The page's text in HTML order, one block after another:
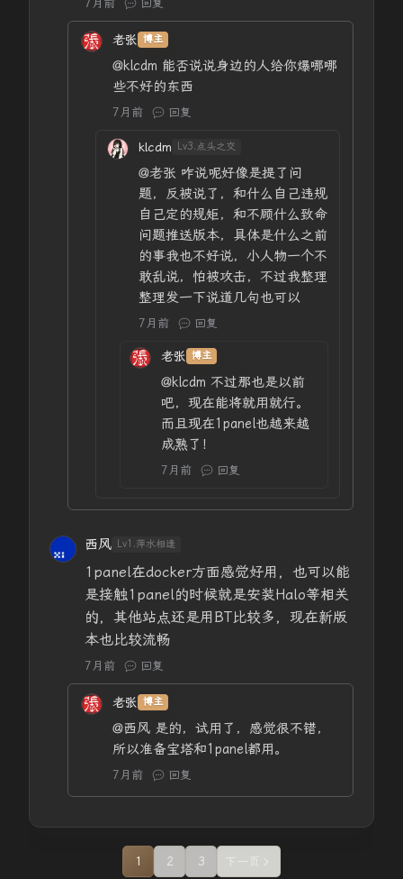
7月前 回复
老张 博主
@klcdm 能否说说身边的人给你爆哪哪
些不好的东西
7月前 回复
klcdm Lv3.点头之交
@老张 咋说呢好像是提了问
题，反被说了，和什么自己违规
自己定的规矩，和不顾什么致命
问题推送版本，具体是什么之前
的事我也不好说，小人物一个不
敢乱说，怕被攻击，不过我整理
整理发一下说道几句也可以
7月前 回复
老张 博主
@klcdm 不过那也是以前
吧，现在能将就用就行。
而且现在1panel也越来越
成熟了！
7月前 回复
西风 Lv1.萍水相逢
1panel在docker方面感觉好用，也可以能
是接触1panel的时候就是安装Halo等相关
的，其他站点还是用BT比较多，现在新版
本也比较流畅
7月前 回复
老张 博主
@西风 是的，试用了，感觉很不错，
所以准备宝塔和1panel都用。
7月前 回复
1 2 3 下一页